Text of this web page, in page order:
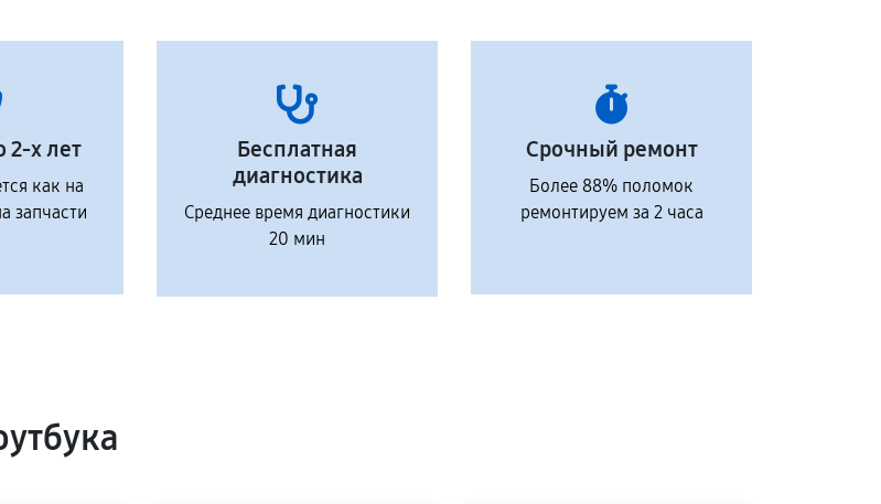
2-х лет
как на
запчасти
Бесплатная
диагностика
Среднее время диагностики
20 мин
Срочный ремонт
Более 88% поломок
ремонтируем за 2 часа